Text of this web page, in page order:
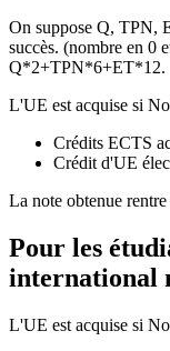
On suppose Q, TPN,
succès. (nombre en 0
Q*2+TPN*6+ET*12.
L'UE est acquise si
Crédits ECTS
Crédit d'UE
La note obtenue
Pour les
international
L'UE est acquise si